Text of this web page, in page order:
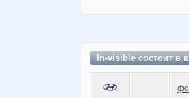
In-visible состоит в